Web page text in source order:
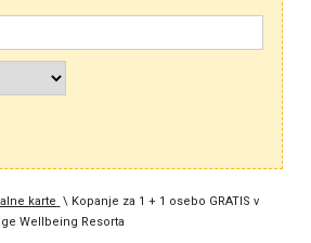
karte \ Kopanje za 1 + 1 osebo GRATIS v
Wellbeing Resorta